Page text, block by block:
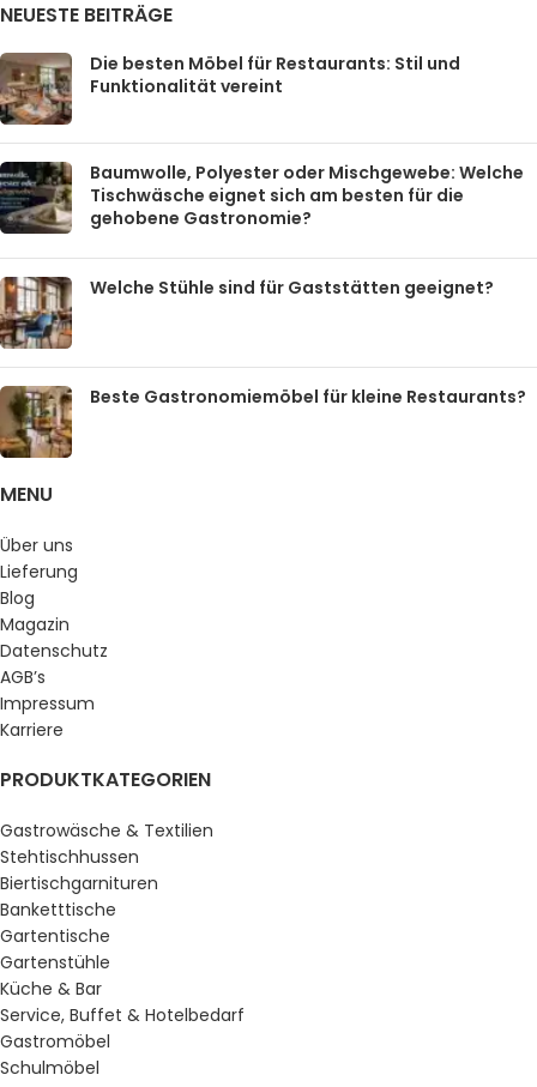
NEUESTE BEITRÄGE
Die besten Möbel für Restaurants: Stil und
Funktionalität vereint
Baumwolle, Polyester oder Mischgewebe: Welche
Tischwäsche eignet sich am besten für die
gehobene Gastronomie?
Welche Stühle sind für Gaststätten geeignet?
Beste Gastronomiemöbel für kleine Restaurants?
MENU
Über uns
Lieferung
Blog
Magazin
Datenschutz
AGB’s
Impressum
Karriere
PRODUKTKATEGORIEN
Gastrowäsche & Textilien
Stehtischhussen
Biertischgarnituren
Banketttische
Gartentische
Gartenstühle
Küche & Bar
Service, Buffet & Hotelbedarf
Gastromöbel
Schulmöbel